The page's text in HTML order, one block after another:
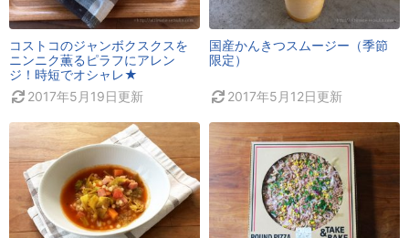
コストコのジャンボクスクスを
ニンニク薫るピラフにアレン
ジ！時短でオシャレ★
2017年5月19日更新
国産かんきつスムージー（季節
限定）
2017年5月12日更新